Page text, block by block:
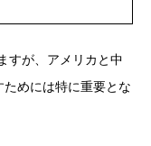
すが、アメリカと中
めには特に重要とな